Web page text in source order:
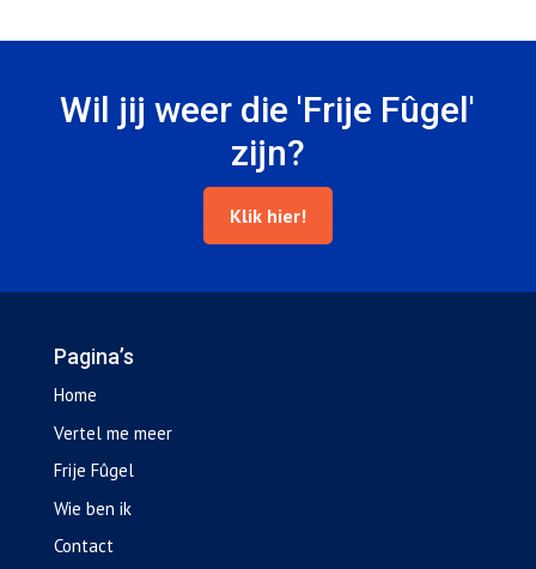
Wil jij weer die 'Frije Fûgel'
zijn?
Klik hier!
Pagina’s
Home
Vertel me meer
Frije Fûgel
Wie ben ik
Contact